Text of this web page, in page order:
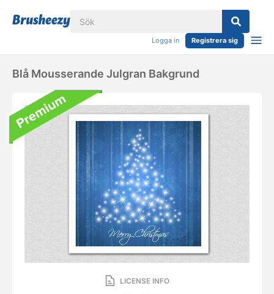
Logga in Registrera sig
Blå Mousserande Julgran Bakgrund
LICENSE INFO